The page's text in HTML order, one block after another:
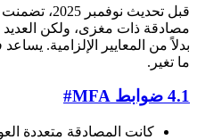
مصادقة ذات مغزى، ولكن
بدلاً من المعايير الإلزامية.
ما تغير.
4.1 ضوابط MFA #